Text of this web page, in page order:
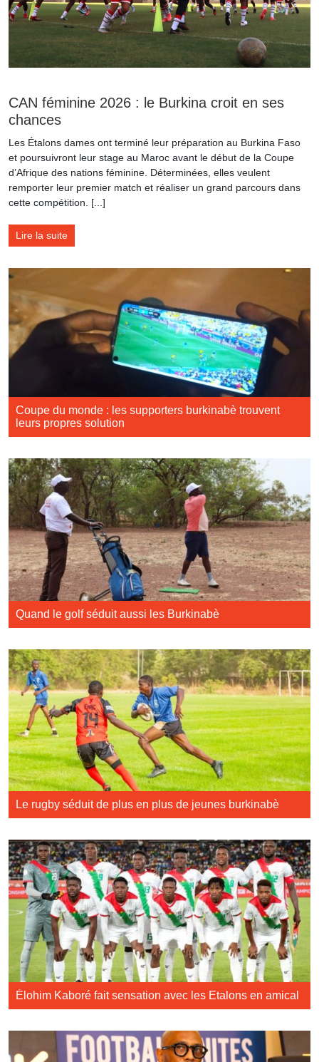
CAN féminine 2026 : le Burkina croit en ses
chances
Les Étalons dames ont terminé leur préparation au Burkina Faso
et poursuivront leur stage au Maroc avant le début de la Coupe
d’Afrique des nations féminine. Déterminées, elles veulent
remporter leur premier match et réaliser un grand parcours dans
cette compétition. [...]
Lire la suite
Coupe du monde : les supporters burkinabè trouvent
leurs propres solution
Quand le golf séduit aussi les Burkinabè
Le rugby séduit de plus en plus de jeunes burkinabè
Élohim Kaboré fait sensation avec les Etalons en amical